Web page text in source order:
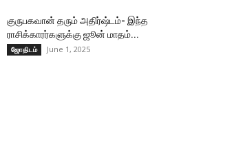
குருபகவான் தரும் அதிர்ஷ்டம்- இந்த
ராசிக்காரர்களுக்கு ஜூன் மாதம்...
ஜோதிடம் June 1, 2025